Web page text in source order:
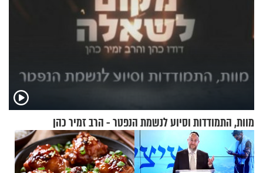
מוות, התמודדות וסיוע לנשמת הנפטר - הרב זמיר כהן